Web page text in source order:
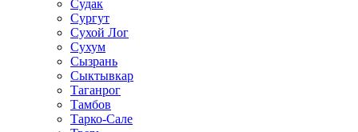
Судак
Сургут
Сухой Лог
Сухум
Сызрань
Сыктывкар
Таганрог
Тамбов
Тарко-Сале